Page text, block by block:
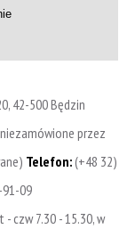
42-500 Będzin
przez
Telefon:(+48 32)
09
czw 7.30 - 15.30, w